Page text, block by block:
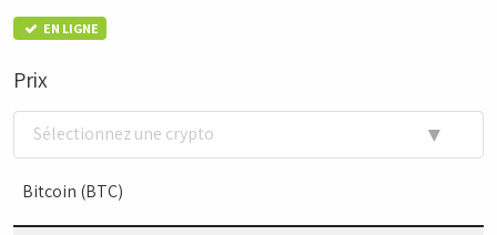
EN LIGNE
Prix
▼
Sélectionnez une crypto
Bitcoin (BTC)